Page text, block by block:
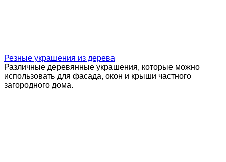
Резные украшения из дерева
Различные деревянные украшения, которые можно
использовать для фасада, окон и крыши частного
загородного дома.